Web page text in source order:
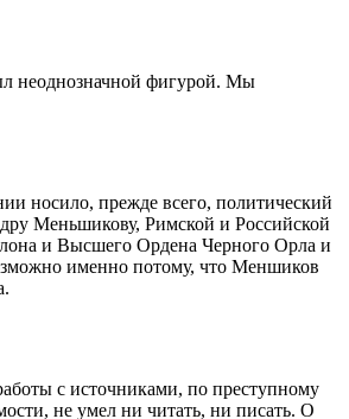
неоднозначной фигурой. Мы
носило, прежде всего, политический
Меньшикову, Римской и Российской
и Высшего Ордена Черного Орла и
именно потому, что Меншиков
с источниками, по преступному
не умел ни читать, ни писать. О